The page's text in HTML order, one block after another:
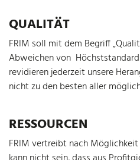
QUALITÄT
FRIM soll mit dem Begriff
Abweichen von
revidieren jederzeit unsere
nicht zu den besten aller
RESSOURCEN
FRIM vertreibt nach Möglichkeit